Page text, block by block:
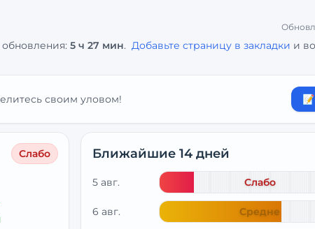
5 ч 27 мин. Добавьте страницу в закладки и
своим уловом!
Слабо Ближайшие 14 дней
5 авг. Слабо
6 авг. Средне